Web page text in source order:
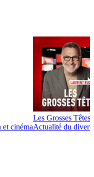
cinéma
Les Grosses Têtes
Actualité du